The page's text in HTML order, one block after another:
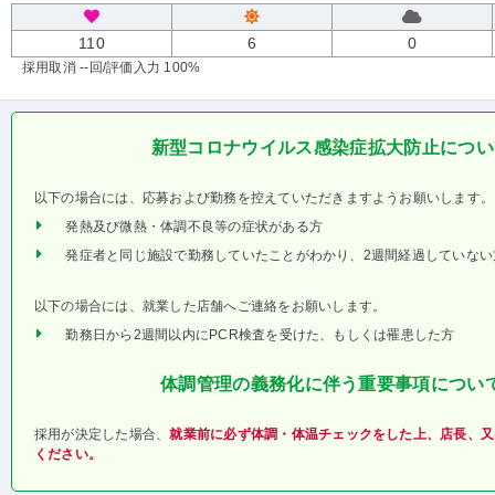
110 6 0
採用取消 --回/評価入力 100%
新型コロナウイルス感染症拡大防止につ
以下の場合には、応募および勤務を控えていただきますようお願いします。
発熱及び微熱・体調不良等の症状がある方
発症者と同じ施設で勤務していたことがわかり、2週間経過していな
以下の場合には、就業した店舗へご連絡をお願いします。
勤務日から2週間以内にPCR検査を受けた、もしくは罹患した方
体調管理の義務化に伴う重要事項につい
採用が決定した場合、就業前に必ず体調・体温チェックをした上、店長、
ください。